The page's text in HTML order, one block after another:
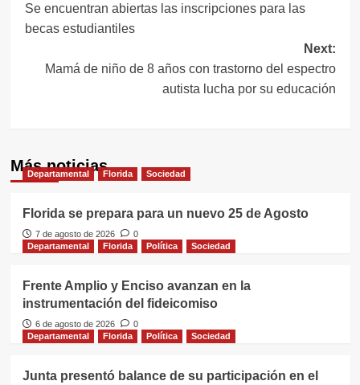
de
Se encuentran abiertas las inscripciones para las
becas estudiantiles
Next:
Mamá de niño de 8 años con trastorno del espectro
autista lucha por su educación
Más noticias
Departamental Florida Sociedad
Florida se prepara para un nuevo 25 de Agosto
7 de agosto de 2026
0
Departamental
Florida Política Sociedad
Frente Amplio y Enciso avanzan en la
instrumentación del fideicomiso
6 de agosto de 2026
0
Departamental
Florida Política Sociedad
Junta presentó balance de su participación en el